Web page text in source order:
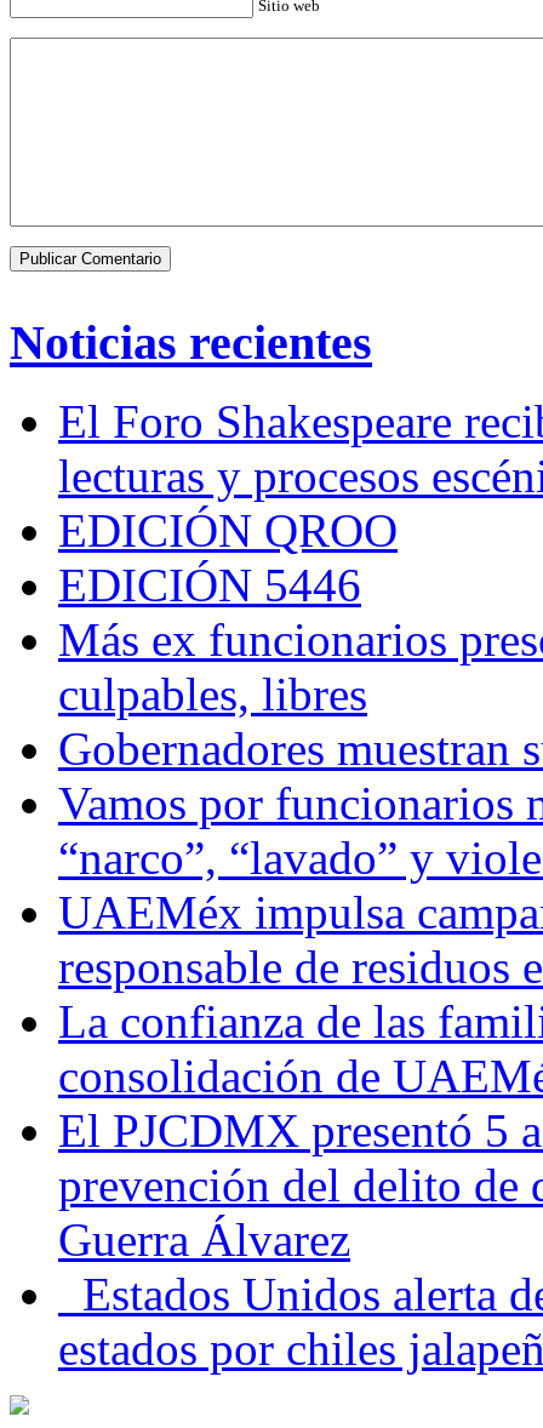
Sitio web
Noticias recientes
El Foro Shakespeare
lecturas y procesos
EDICIÓN QROO
EDICIÓN 5446
Más ex funcionarios
culpables, libres
Gobernadores muestran
Vamos por funcionarios
“narco”, “lavado” y
UAEMéx impulsa
responsable de residuos
La confianza de las
consolidación de
El PJCDMX presentó 5
prevención del delito de
Guerra Álvarez
Estados Unidos alerta
estados por chiles